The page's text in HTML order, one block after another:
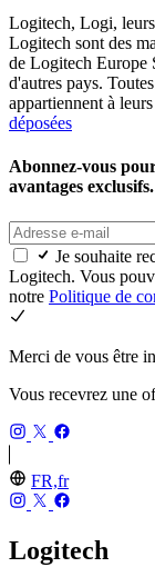
Logitech, Logi, leurs
Logitech sont des
de Logitech Europe
d'autres pays.
appartiennent à
déposées
Abonnez-vous
avantages exclusifs.
Je souhaite
Logitech. Vous
notre Politique de
Merci de vous être
Vous recevrez une
FR,fr
Logitech